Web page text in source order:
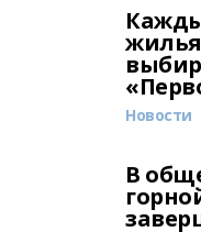
Новости
В